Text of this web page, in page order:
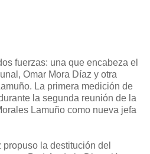
fuerzas: una que encabeza el
Omar Mora Díaz y otra
La primera medición de
la segunda reunión de la
Lamuño como nueva jefa
la destitución del